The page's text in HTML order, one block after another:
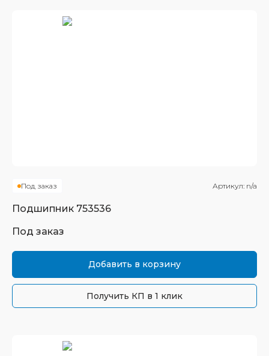
Под заказ Артикул: n/a
Подшипник 753536
Под заказ
Добавить в корзину
Получить КП в 1 клик